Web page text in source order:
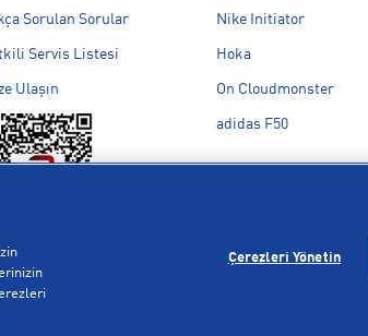
Sorulan Sorular
Servis Listesi
Ulaşın
Nike Initiator
Hoka
On Cloudmonster
adidas F50
Çerezleri Yönetin